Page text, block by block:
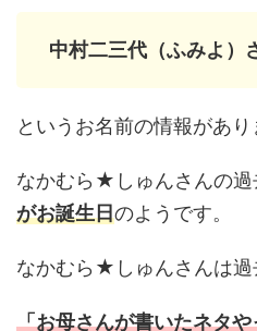
中村二三代（ふみよ）
というお名前の情報があり
なかむら★しゅんさんの過
がお誕生日のようです。
なかむら★しゅんさんは過
「お母さんが書いたネタ